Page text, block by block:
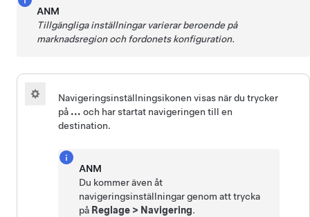
ANM
Tillgängliga inställningar varierar beroende på
marknadsregion och fordonets konfiguration.
Navigeringsinställningsikonen visas när du trycker
på ... och har startat navigeringen till en
destination.
ANM
Du kommer även åt
navigeringsinställningar genom att trycka
på Reglage> Navigering.